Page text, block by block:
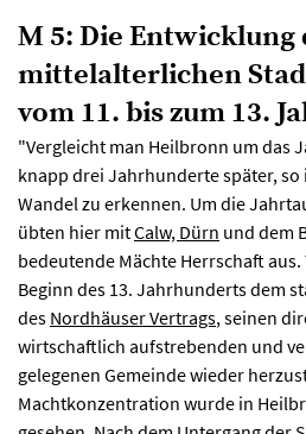
M 5: Die Entwicklung
mittelalterlichen
vom 11. bis zum 13.
"Vergleicht man Heilbronn um das
knapp drei Jahrhunderte später,
Wandel zu erkennen. Um die
übten hier mitCalw, Dürn und dem
bedeutende Mächte Herrschaft
Beginn des 13. Jahrhunderts dem
des Nordhäuser Vertrags, seinen
wirtschaftlich aufstrebenden und
gelegenen Gemeinde wieder
Machtkonzentration wurde in